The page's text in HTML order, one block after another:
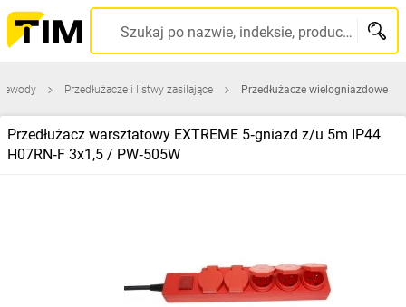
Szukaj po nazwie, indeksie, producencie, kodzie kreskowym...
Przedłużacze i listwy zasilające Przedłużacze wielogniazdowe
Przedłużacz warsztatowy EXTREME 5‑gniazd z/u 5m IP44
H07RN‑F 3x1,5 / PW‑505W